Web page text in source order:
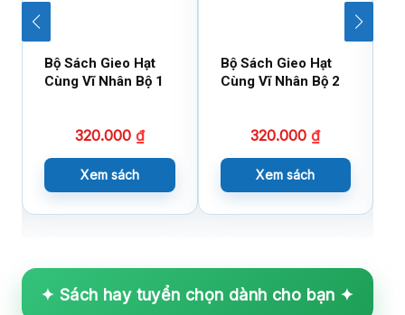
Bộ Sách Gieo Hạt
Cùng Vĩ Nhân Bộ 1
320.000 ₫
Xem sách
Bộ Sách Gieo Hạt
Cùng Vĩ Nhân Bộ 2
320.000₫
Xem sách
✦ Sách hay tuyển chọn dành cho bạn ✦